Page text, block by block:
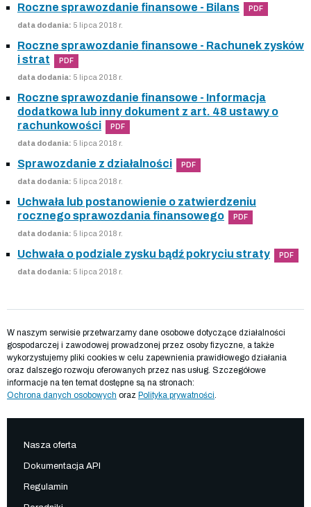
Roczne sprawozdanie finansowe - Bilans PDF
data dodania: 5 lipca 2018 r.
Roczne sprawozdanie finansowe - Rachunek zysków
i strat
PDF
data dodania: 5 lipca 2018 r.
Roczne sprawozdanie finansowe - Informacja
dodatkowa lub inny dokument z art. 48 ustawy o
rachunkowości
PDF
data dodania: 5 lipca 2018 r.
Sprawozdanie z działalności PDF
data dodania: 5 lipca 2018 r.
Uchwała lub postanowienie o zatwierdzeniu
rocznego sprawozdania finansowego
PDF
data dodania: 5 lipca 2018 r.
Uchwała o podziale zysku bądź pokryciu straty PDF
data dodania: 5 lipca 2018 r.
W naszym serwisie przetwarzamy dane osobowe dotyczące działalności
gospodarczej i zawodowej prowadzonej przez osoby fizyczne, a także
wykorzystujemy pliki cookies w celu zapewnienia prawidłowego działania
oraz dalszego rozwoju oferowanych przez nas usług. Szczegółowe
informacje na ten temat dostępne są na stronach:
Ochrona danych osobowych oraz Polityka prywatności
Nasza oferta
Dokumentacja API
Regulamin